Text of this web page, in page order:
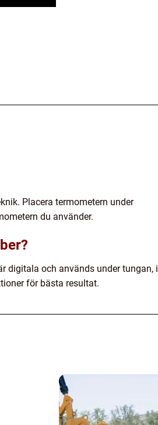
Placera termometern under
du använder.
digitala och används under tungan, i
för bästa resultat.